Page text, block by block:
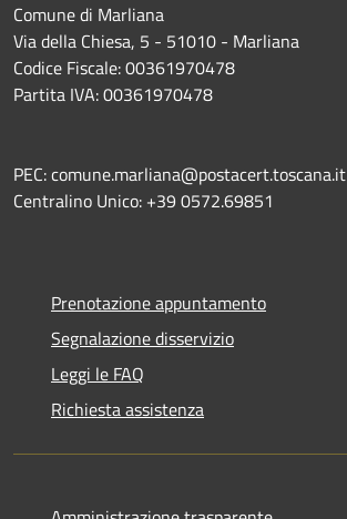
Comune di Marliana
Via della Chiesa, 5 - 51010 - Marliana
Codice Fiscale: 00361970478
Partita IVA: 00361970478
PEC: comune.marliana@postacert.toscana.it
Centralino Unico: +39 0572.69851
Prenotazione appuntamento
Segnalazione disservizio
Leggi le FAQ
Richiesta assistenza